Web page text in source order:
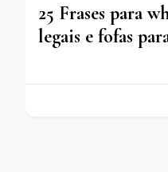
25 Frases para
legais e fofas